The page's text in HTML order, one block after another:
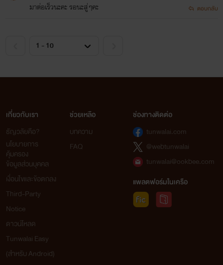
href="https://www.youtube.com/watch?
v=k_wSRJnn_78&list=RDDmhWzOvtA90&index=8"
target="_blank">
เพลงเปิดคลอๆฮ่ะ</a>
มาต่อเร็วนะคะ รอนะสู่ๆคะ
ตอบกลับ
เกี่ยวกับเรา
ธัญวลัยคือ?
นโยบายการ
คุ้มครอง
ข้อมูลส่วนบุคคล
เงื่อนไขและข้อตกลง
Third-Party
Notice
ดาวน์โหลด
Tunwalai Easy
(สำหรับ Android)
ช่วยเหลือ
บทความ
FAQ
ช่องทางติดต่อ
tunwalai.com
@webtunwalai
tunwalai@ookbee.com
แพลตฟอร์มในเครือ